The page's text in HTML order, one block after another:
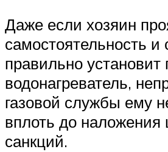
Даже если хозяин
самостоятельность и
правильно установит
водонагреватель,
газовой службы ему
вплоть до
санкций.